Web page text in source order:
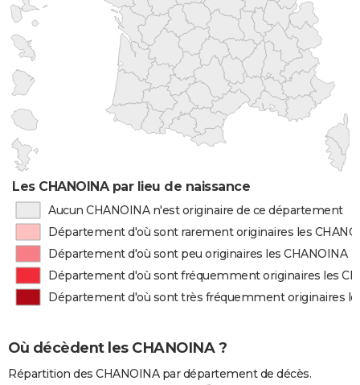
Les CHANOINA par lieu de naissance
Aucun CHANOINA n'est originaire de ce département
Département d'où sont rarement originaires les
Département d'où sont peu originaires les CHANOINA
Département d'où sont fréquemment originaires les
Département d'où sont très fréquemment originaires
Où décèdent les CHANOINA ?
Répartition des CHANOINA par département de décès.